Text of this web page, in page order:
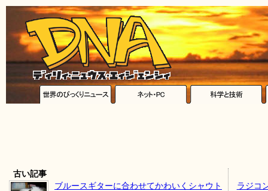
古い記事
ブルースギターに合わせてかわいくシャウト
ラジコ